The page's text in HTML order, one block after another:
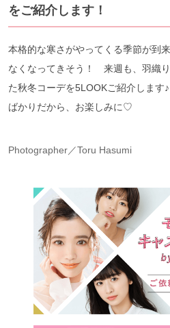
をご紹介します！
本格的な寒さがやってくる季節が到
なくなってきそう！ 来週も、羽織
た秋冬コーデを5LOOKご紹介しま
ばかりだから、お楽しみに♡
Photographer／Toru Hasumi